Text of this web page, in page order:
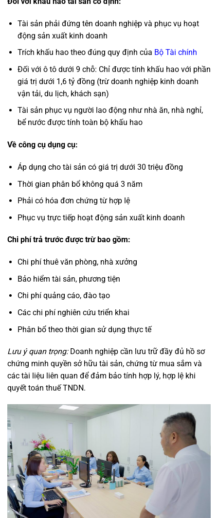
Tài sản phải đứng tên doanh nghiệp và phục vụ hoạt
động sản xuất kinh doanh
Trích khấu hao theo đúng quy định của Bộ Tài chính
Đối với ô tô dưới 9 chỗ: Chỉ được tính khấu hao với phần
giá trị dưới 1,6 tỷ đồng (trừ doanh nghiệp kinh doanh
vận tải, du lịch, khách sạn)
Tài sản phục vụ người lao động như nhà ăn, nhà nghỉ,
bể nước được tính toàn bộ khấu hao
Về công cụ dụng cụ:
Áp dụng cho tài sản có giá trị dưới 30 triệu đồng
Thời gian phân bổ không quá 3 năm
Phải có hóa đơn chứng từ hợp lệ
Phục vụ trực tiếp hoạt động sản xuất kinh doanh
Chi phí trả trước được trừ bao gồm:
Chi phí thuê văn phòng, nhà xưởng
Bảo hiểm tài sản, phương tiện
Chi phí quảng cáo, đào tạo
Các chi phí nghiên cứu triển khai
Phân bổ theo thời gian sử dụng thực tế
Lưu ý quan trọng:Doanh nghiệp cần lưu trữ đầy đủ hồ sơ
chứng minh quyền sở hữu tài sản, chứng từ mua sắm và
các tài liệu liên quan để đảm bảo tính hợp lý, hợp lệ khi
quyết toán thuế TNDN.